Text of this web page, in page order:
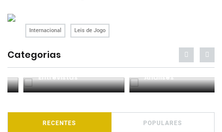
Internacional Leis de Jogo
Categorias
Entrevistas Análises
RECENTES POPULARES